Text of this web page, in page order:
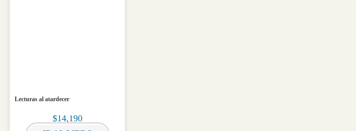
Lecturas al atardecer
$14,190